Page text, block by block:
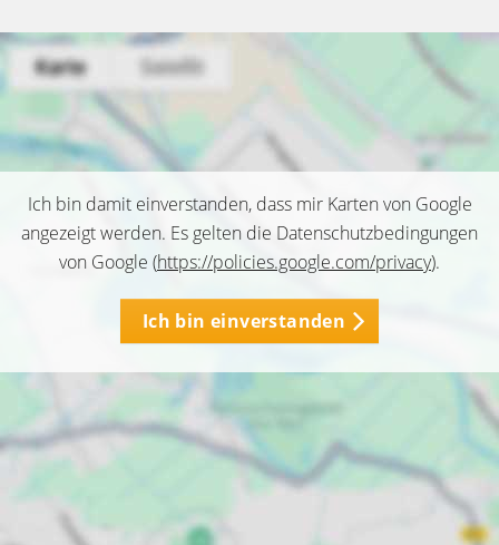
Ich bin damit einverstanden, dass mir Karten von Google
angezeigt werden. Es gelten die Datenschutzbedingungen
von Google (https://policies.google.com/privacy).
Ich bin einverstanden